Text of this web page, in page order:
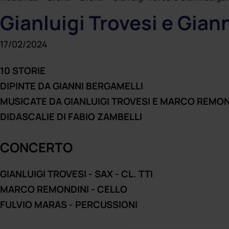
Progetti - Noi per voi
Indagini radiografiche digitali
Gianluigi Trovesi e
17/02/2024
10 STORIE
DIPINTE DA GIANNI BERGAMELLI
MUSICATE DA GIANLUIGI TROVESI E MARCO
DIDASCALIE DI FABIO ZAMBELLI
CONCERTO
GIANLUIGI TROVESI - SAX - CL. TTI
MARCO REMONDINI - CELLO
FULVIO MARAS - PERCUSSIONI